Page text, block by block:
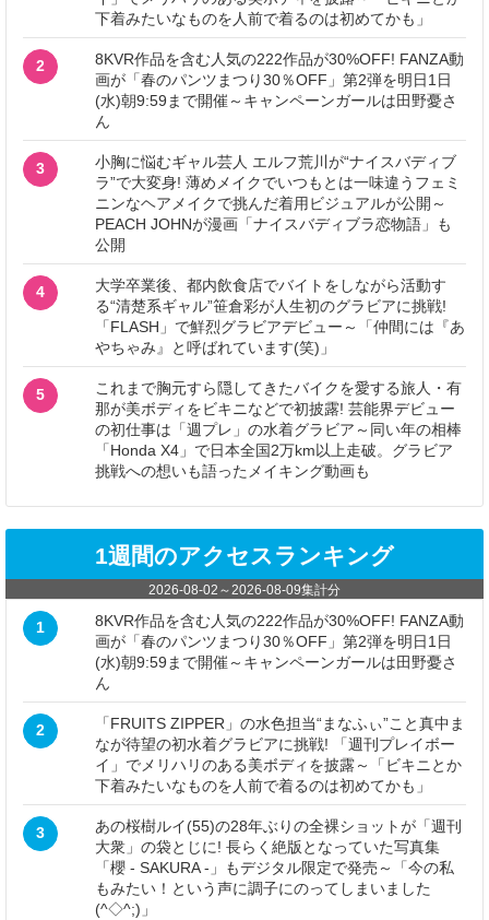
下着みたいなものを人前で着るのは初めてかも」
2
8KVR作品を含む人気の222作品が30%OFF! FANZA動
画が「春のパンツまつり30％OFF」第2弾を明日1日
(水)朝9:59まで開催～キャンペーンガールは田野憂さ
ん
3
小胸に悩むギャル芸人 エルフ荒川が“ナイスバディブ
ラ”で大変身! 薄めメイクでいつもとは一味違うフェミ
ニンなヘアメイクで挑んだ着用ビジュアルが公開～
PEACH JOHNが漫画「ナイスバディブラ恋物語」も
公開
4
大学卒業後、都内飲食店でバイトをしながら活動す
る“清楚系ギャル”笹倉彩が人生初のグラビアに挑戦!
「FLASH」で鮮烈グラビアデビュー～「仲間には『あ
やちゃみ』と呼ばれています(笑)」
5
これまで胸元すら隠してきたバイクを愛する旅人・有
那が美ボディをビキニなどで初披露! 芸能界デビュー
の初仕事は「週プレ」の水着グラビア～同い年の相棒
「Honda X4」で日本全国2万km以上走破。グラビア
挑戦への想いも語ったメイキング動画も
1週間のアクセスランキング
2026-08-02 ～2026-08-09集計分
1
8KVR作品を含む人気の222作品が30%OFF! FANZA動
画が「春のパンツまつり30％OFF」第2弾を明日1日
(水)朝9:59まで開催～キャンペーンガールは田野憂さ
ん
2
「FRUITS ZIPPER」の水色担当“まなふぃ”こと真中ま
なが待望の初水着グラビアに挑戦! 「週刊プレイボー
イ」でメリハリのある美ボディを披露～「ビキニとか
下着みたいなものを人前で着るのは初めてかも」
3
あの桜樹ルイ(55)の28年ぶりの全裸ショットが「週刊
大衆」の袋とじに! 長らく絶版となっていた写真集
「櫻 - SAKURA -」もデジタル限定で発売～「今の私
もみたい！という声に調子にのってしまいました
(^◇^;)」